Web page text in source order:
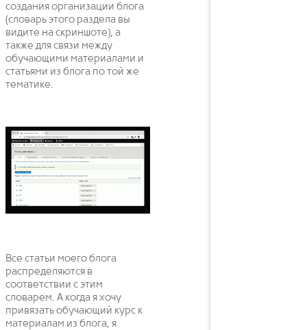
создания организации блога
(словарь этого раздела вы
видите на скриншоте), а
также для связи между
обучающими материалами и
статьями из блога по той же
тематике.
Все статьи моего блога
распределяются в
соответствии с этим
словарем. А когда я хочу
привязать обучающий курс к
материалам из блога, я